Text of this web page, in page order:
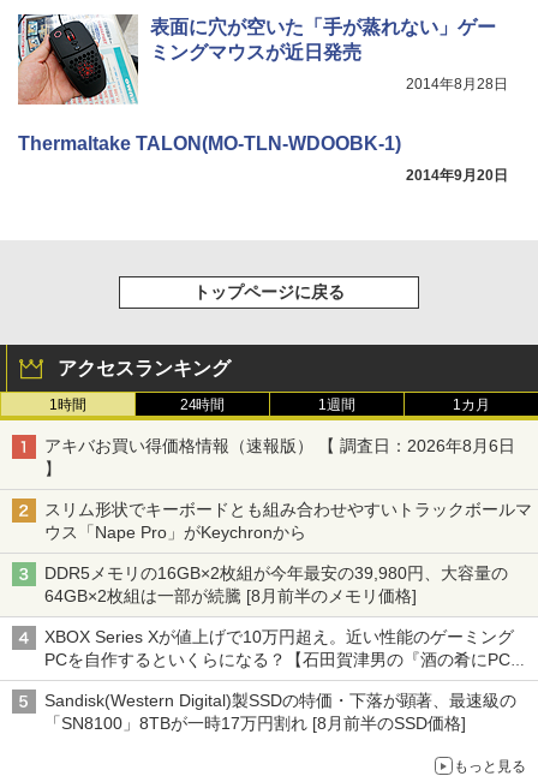
表面に穴が空いた「手が蒸れない」ゲー
ミングマウスが近日発売
2014年8月28日
Thermaltake TALON(MO-TLN-WDOOBK-1)
2014年9月20日
トップページに戻る
アクセスランキング
1時間 24時間 1週間 1カ月
アキバお買い得価格情報（速報版） 【 調査日：2026年8月6日
】
スリム形状でキーボードとも組み合わせやすいトラックボールマ
ウス「Nape Pro」がKeychronから
DDR5メモリの16GB×2枚組が今年最安の39,980円、大容量の
64GB×2枚組は一部が続騰 [8月前半のメモリ価格]
XBOX Series Xが値上げで10万円超え。近い性能のゲーミング
PCを自作するといくらになる？【石田賀津男の『酒の肴にPCゲ
ーム』】
Sandisk(Western Digital)製SSDの特価・下落が顕著、最速級の
「SN8100」8TBが一時17万円割れ [8月前半のSSD価格]
もっと見る